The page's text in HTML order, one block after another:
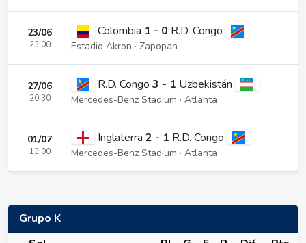
23/06
23:00
Colombia 1 - 0 R.D. Congo
Estadio Akron · Zapopan
27/06
20:30
R.D. Congo 3 - 1 Uzbekistán
Mercedes-Benz Stadium · Atlanta
01/07
13:00
Inglaterra 2 - 1 R.D. Congo
Mercedes-Benz Stadium · Atlanta
Grupo K